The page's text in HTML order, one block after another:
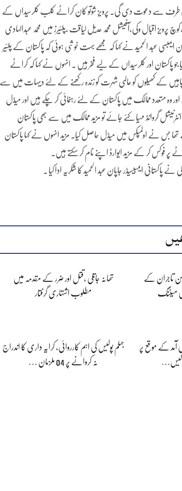
الحمید کی طرف سے دعوت دی گی۔ پرویز شوتو کان کراٹے کلب کلرسیداں کے
اقبال وکی،آفیشل محمد عدیل لیاقت ،پلئیرز میں محمد عبدالہادی
عبد الحمید نے کہا کہ مجھے بہت خوشی ہوئی کہ پاکستان کے پلئیر
جو پاکستان اور کلرسیداں کے لیے فخر ہیں ۔ انہوں نے کہا کہ کراٹے
کے کھیلوں کو عالمی شہرت کو زندہ رکھنے کے لئے دیہات میں سے
وہ متعدد ممالک میں پاکستان کے لئے رہنمائی کر چکے ہیں اور میڈل
گروانڈ مہیا کئے جائے تو مزید ممالک میں سے بھی پاکستان
تھا جس نے اولمپکس میں میڈل حاصل کیا۔ مزید انہوں نے کہا پاکستان
پر فوکس کر کے مزید ایوارڈ اپنے نام کر سکتے ہیں۔
ایمبیسیڈر جاپان عبد الحمید کا شکریہ ادا کیا ۔
تاجران کے
میٹنگ
تھانہ جاتلی ،قتل اور ضرر کے مقدمہ میں
مطلوب اشتہاری گرفتار
آمد کے موقع پر
جہلم پولیس کی اہم کارروائی، کرایہ داری کا اندراج
نہ کروانے پر 04 ملزمان …